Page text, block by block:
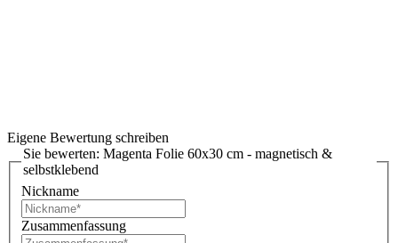
Eigene Bewertung schreiben
Sie bewerten: Magenta Folie 60x30 cm - magnetisch &
selbstklebend
Nickname
Zusammenfassung